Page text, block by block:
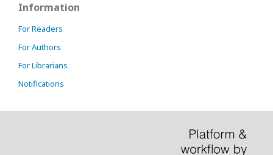
Information
For Readers
For Authors
For Librarians
Notifications